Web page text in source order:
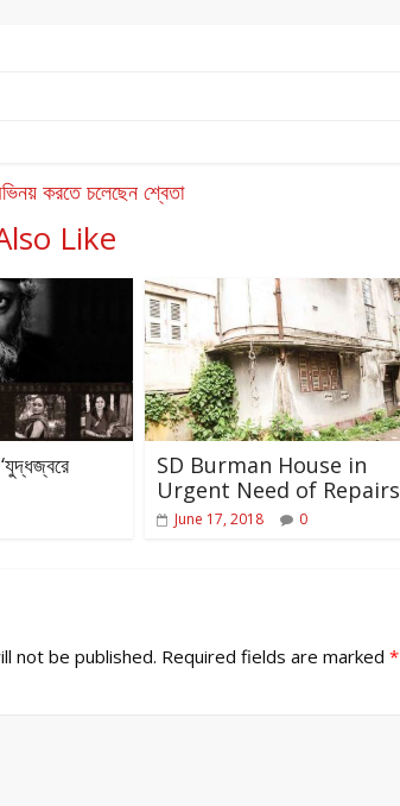
করতে চলেছেন শ্বেতা
Like
SD Burman House in
Urgent Need of Repairs
June 17, 2018 0
not be published. Required fields are marked *